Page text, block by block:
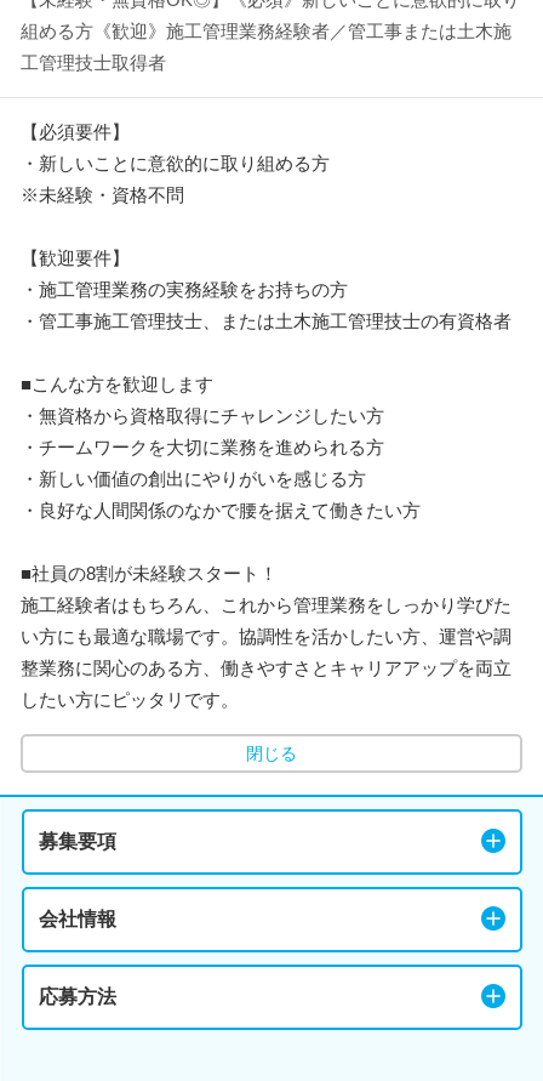
組める方《歓迎》施工管理業務経験者／管工事または土木施
工管理技士取得者
【必須要件】
・新しいことに意欲的に取り組める方
※未経験・資格不問
【歓迎要件】
・施工管理業務の実務経験をお持ちの方
・管工事施工管理技士、または土木施工管理技士の有資格者
■こんな方を歓迎します
・無資格から資格取得にチャレンジしたい方
・チームワークを大切に業務を進められる方
・新しい価値の創出にやりがいを感じる方
・良好な人間関係のなかで腰を据えて働きたい方
■社員の8割が未経験スタート！
施工経験者はもちろん、これから管理業務をしっかり学びた
い方にも最適な職場です。協調性を活かしたい方、運営や調
整業務に関心のある方、働きやすさとキャリアアップを両立
したい方にピッタリです。
閉じる
募集要項
会社情報
応募方法